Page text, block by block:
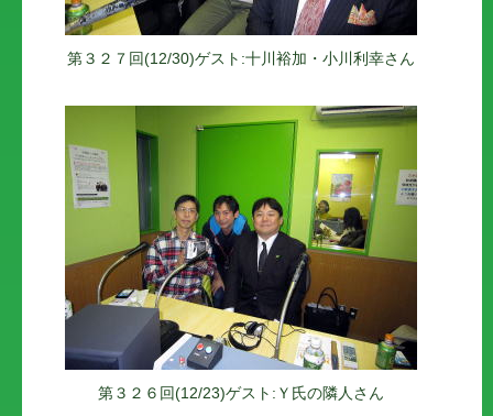
第３２７回(12/30)ゲスト:十川裕加・小川利幸さん
第３２６回(12/23)ゲスト:Ｙ氏の隣人さん